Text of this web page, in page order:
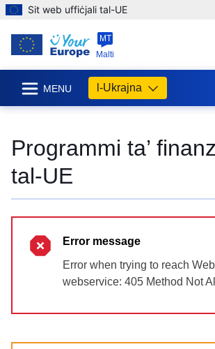
Sit web uffiċjali tal-UE
MT
Malti
MENU l-Ukrajna
Programmi ta’
tal-UE
Error message
Error when trying to reach
webservice: 405 Method Not